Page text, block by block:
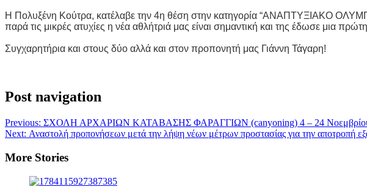
Η Πολυξένη Κούτρα, κατέλαβε την 4η θέση στην κατηγορία “ΑΝΑΠΤΥΞΙΑΚΟ
παρά τις μικρές ατυχίες η νέα αθλήτριά μας είναι σημαντική και της έδωσε μια
Συγχαρητήρια και στους δύο αλλά και στον προπονητή μας Γιάννη Τάγαρη!
Post navigation
Previous: ΣΧΟΛΗ ΑΡΧΑΡΙΩΝ ΚΑΤΑΒΑΣΗΣ ΦΑΡΑΓΓΙΩΝ (canyoning) 4 – 24
Next: Αναστολή προπονήσεων μετά την λήψη νέων μέτρων προστασίας για την αποτροπή
More Stories